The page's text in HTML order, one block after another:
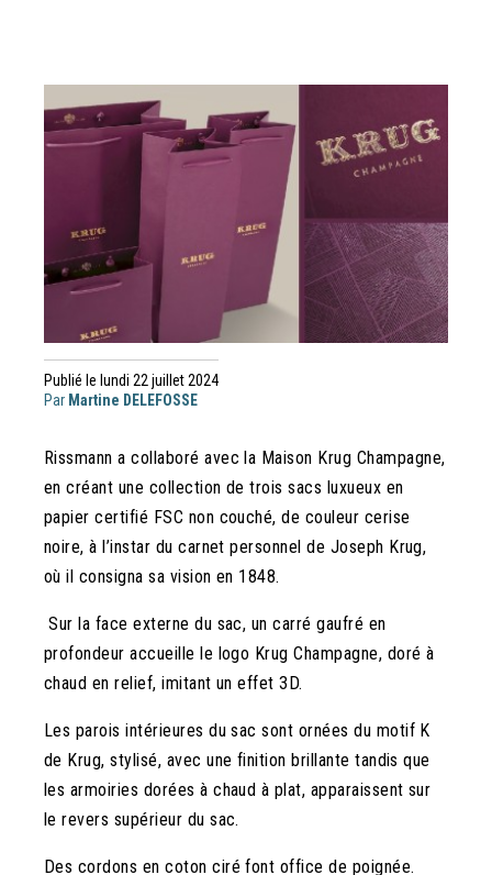
Publié le lundi 22 juillet 2024
Par Martine DELEFOSSE
Rissmann a collaboré avec la Maison Krug Champagne,
en créant une collection de trois sacs luxueux en
papier certifié FSC non couché, de couleur cerise
noire, à l’instar du carnet personnel de Joseph Krug,
où il consigna sa vision en 1848.
Sur la face externe du sac, un carré gaufré en
profondeur accueille le logo Krug Champagne, doré à
chaud en relief, imitant un effet 3D.
Les parois intérieures du sac sont ornées du motif K
de Krug, stylisé, avec une finition brillante tandis que
les armoiries dorées à chaud à plat, apparaissent sur
le revers supérieur du sac.
Des cordons en coton ciré font office de poignée.